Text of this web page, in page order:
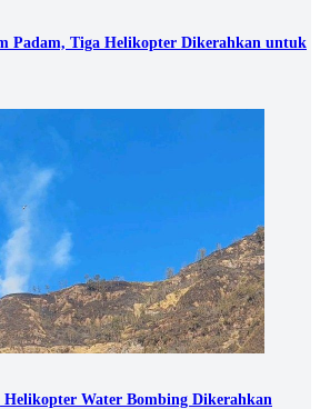
Padam, Tiga Helikopter Dikerahkan untuk
Water Bombing Dikerahkan